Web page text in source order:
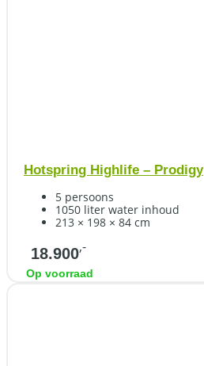
Hotspring Highlife – Prodigy
5 persoons
1050 liter water inhoud
213 × 198 × 84 cm
18.900,-
Op voorraad